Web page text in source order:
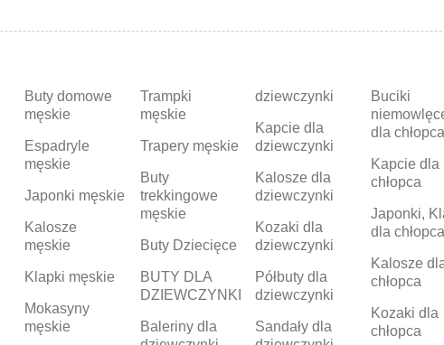
Buty domowe
męskie
Espadryle
męskie
Japonki męskie
Kalosze
męskie
Klapki męskie
Mokasyny
męskie
Trampki
męskie
Trapery męskie
Buty
trekkingowe
męskie
Buty Dziecięce
BUTY DLA
DZIEWCZYNKI
Baleriny dla
dziewczynki
Kapcie dla
dziewczynki
Kalosze dla
dziewczynki
Kozaki dla
dziewczynki
Półbuty dla
dziewczynki
Sandały dla
Buciki
dla chłopca
Kapcie dla
chłopca
Japonki,
dla chłopca
Kalosze
chłopca
Kozaki dla
chłopca